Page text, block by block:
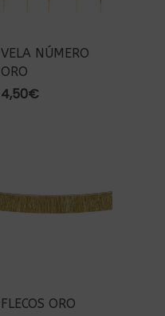
VELA NÚMERO
ORO
4,50€
FLECOS ORO